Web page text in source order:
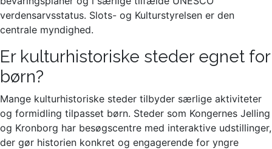
verdensarvsstatus. Slots- og Kulturstyrelsen er den
centrale myndighed.
Er kulturhistoriske steder egnet for
børn?
Mange kulturhistoriske steder tilbyder særlige aktiviteter
og formidling tilpasset børn. Steder som Kongernes Jelling
og Kronborg har besøgscentre med interaktive udstillinger,
der gør historien konkret og engagerende for yngre